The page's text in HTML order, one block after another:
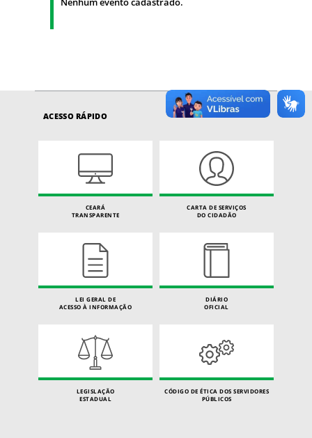
ACESSO RÁPIDO
CEARÁ
TRANSPARENTE
CARTA DE SERVIÇOS
DO CIDADÃO
LEI GERAL DE
ACESSO À INFORMAÇÃO
DIÁRIO
OFICIAL
LEGISLAÇÃO
ESTADUAL
CÓDIGO DE ÉTICA DOS SERVIDORES
PÚBLICOS